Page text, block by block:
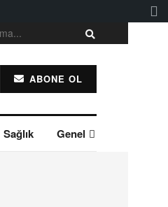
ABONE OL
Sağlık Genel